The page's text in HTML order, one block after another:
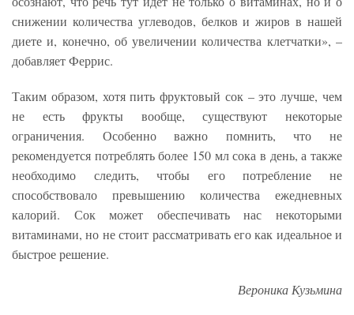
снижении количества углеводов, белков и жиров в нашей
диете и, конечно, об увеличении количества клетчатки», –
добавляет Феррис.
Таким образом, хотя пить фруктовый сок – это лучше, чем
не есть фрукты вообще, существуют некоторые
ограничения. Особенно важно помнить, что не
рекомендуется потреблять более 150 мл сока в день, а также
необходимо следить, чтобы его потребление не
способствовало превышению количества ежедневных
калорий. Сок может обеспечивать нас некоторыми
витаминами, но не стоит рассматривать его как идеальное и
быстрое решение.
Вероника Кузьмина